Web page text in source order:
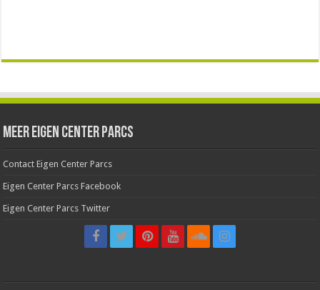
Meer Eigen Center Parcs
Contact Eigen Center Parcs
Eigen Center Parcs Facebook
Eigen Center Parcs Twitter